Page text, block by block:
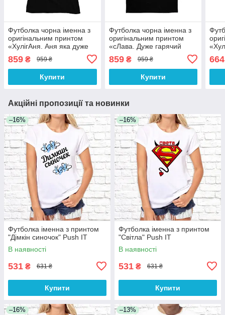
Футболка чорна іменна з
оригінальним принтом
«ХулігАня. Аня яка дуже
859 ₴ 959 ₴
Купити
Футболка чорна іменна з
оригінальним принтом
«сЛава. Дуже гарячий
859₴ 959 ₴
Купити
664
Акційні пропозиції та новинки
–16%
Футболка іменна з принтом
"Дімкін синочок" Push IT
В наявності
531 ₴ 631 ₴
Купити
–16%
Футболка іменна з принтом
"Світла" Push IT
В наявності
531 ₴ 631 ₴
Купити
–16% –13%